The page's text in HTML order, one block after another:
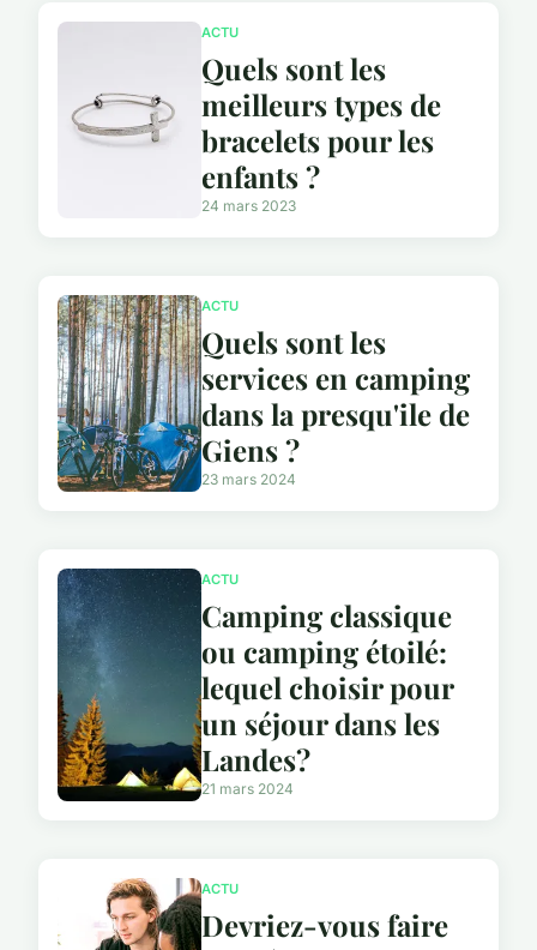
ACTU
Quels sont les
meilleurs types de
bracelets pour les
enfants ?
24 mars 2023
ACTU
Quels sont les
services en camping
dans la presqu'ile de
Giens ?
23 mars 2024
ACTU
Camping classique
ou camping étoilé:
lequel choisir pour
un séjour dans les
Landes?
21 mars 2024
ACTU
Devriez-vous faire